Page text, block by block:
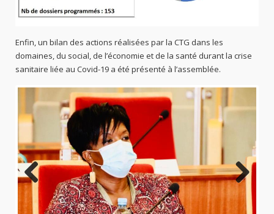
Enfin, un bilan des actions réalisées par la CTG dans les
domaines, du social, de l’économie et de la santé durant la crise
sanitaire liée au Covid-19 a été présenté à l’assemblée.
Previo
us